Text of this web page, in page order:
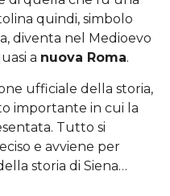
quindi, simbolo
diventa nel Medioevo
a nuova Roma.
ufficiale della storia,
importante in cui la
Tutto si
e avviene per
storia di Siena…